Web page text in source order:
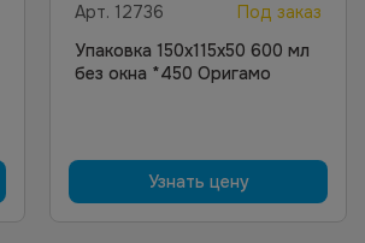
Арт. 12736
Под заказ
Упаковка 150х115х50 600 мл
без окна *450 Оригамо
Узнать цену